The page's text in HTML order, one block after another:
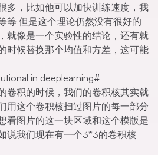
多，比如他可以加快训练速度，我
等 但是这个理论仍然没有很好的
就像是一个实验性的结论，还有就
时候替换那个均值和方差，这可能
in deeplearning#
卷积的时候，我们的卷积核其实就
用这个卷积核扫过图片的每一部分
看图片的这一块区域和这个模版是
说我们现在有一个3*3的卷积核